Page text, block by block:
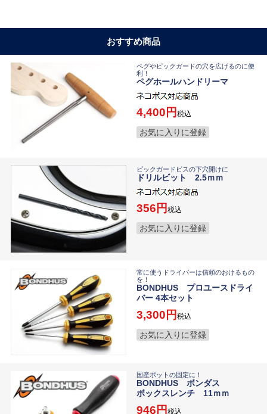
おすすめ商品
ペグやピックガードの穴を広げるのに便
利！
ペグホールハンドリーマ
4,400 税込
お気に入りに登録
ピックガードビスの下穴開けに
ドリルビット 2.5ｍｍ
356 税込
お気に入りに登録
常に使うドライバーは信頼のおけるもの
を！
BONDHUS プロユースドライ
バー 4本セット
3,300 税込
お気に入りに登録
国産ポットの固定に！
BONDHUS ボンダス
ボックスレンチ 11ｍｍ
946 税込